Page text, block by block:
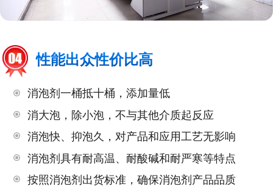
性能出众性价比高
消泡剂一桶抵十桶，添加量低
消大泡，除小泡，不与其他介质起反应
消泡快、抑泡久，对产品和应用工艺无影响
消泡剂具有耐高温、耐酸碱和耐严寒等特点
按照消泡剂出货标准，确保消泡剂产品品质